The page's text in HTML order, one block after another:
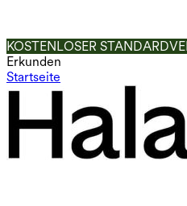
KOSTENLOSER
Erkunden
Startseite